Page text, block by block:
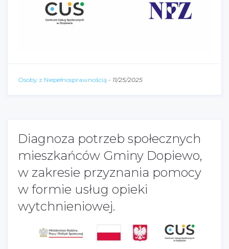
Osoby z Niepełnosprawnością - 11/25/2025
Diagnoza potrzeb społecznych
mieszkańców Gminy Dopiewo,
w zakresie przyznania pomocy
w formie usług opieki
wytchnieniowej.